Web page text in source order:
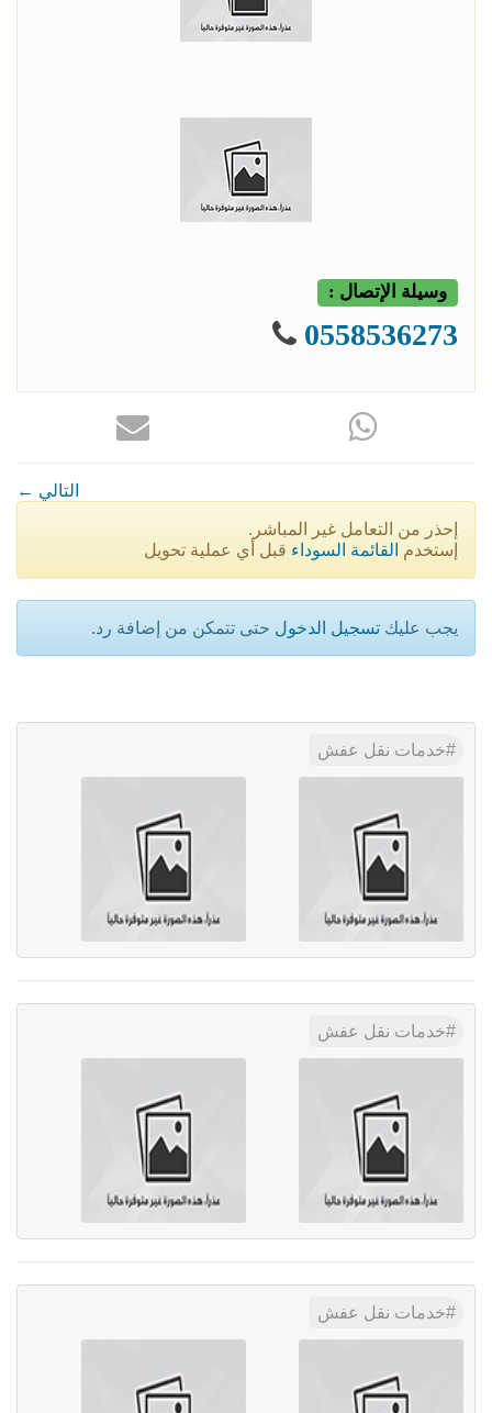
وسيلة الإتصال :
0558536273
← التالي
إحذر من التعامل غير المباشر.
إستخدم القائمة السوداء قبل أي عملية تحويل
يجب عليك تسجيل الدخول حتى تتمكن من إضافة رد.
خدمات نقل عفش
خدمات نقل عفش
خدمات نقل عفش